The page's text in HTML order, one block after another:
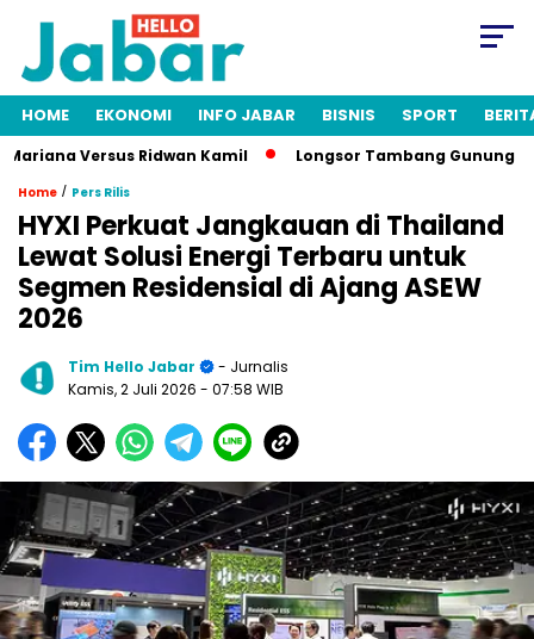
HOME EKONOMI INFO JABAR BISNIS SPORT
Versus Ridwan Kamil Longsor Tambang Gunung
Home / Pers Rilis
HYXI Perkuat Jangkauan di Thailand
Lewat Solusi Energi Terbaru untuk
Segmen Residensial di Ajang ASEW
2026
Tim Hello Jabar
- Jurnalis
Kamis, 2 Juli 2026 - 07:58 WIB